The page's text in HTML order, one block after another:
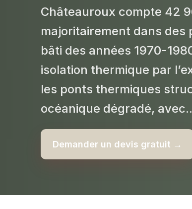
Châteauroux compte 42
majoritairement dans des
bâti des années 1970-
isolation thermique par
les ponts thermiques
océanique dégradé,
Demander un devis gratuit →